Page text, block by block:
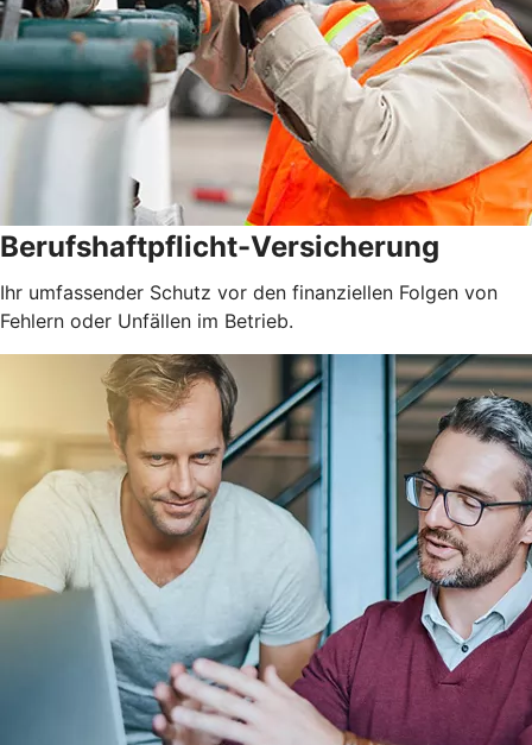
Berufshaftpflicht-Versicherung
Ihr umfassender Schutz vor den finanziellen Folgen von
Fehlern oder Unfällen im Betrieb.